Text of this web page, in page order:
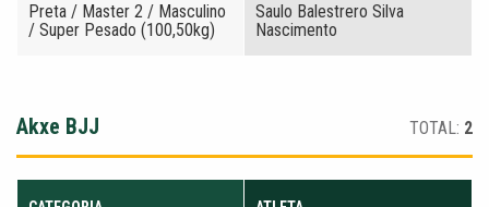
Preta / Master 2 / Masculino
/ Super Pesado (100,50kg)
Saulo Balestrero Silva
Nascimento
Akxe BJJ TOTAL: 2